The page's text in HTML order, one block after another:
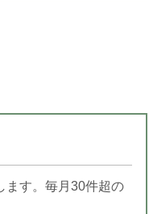
ます。毎月30件超の